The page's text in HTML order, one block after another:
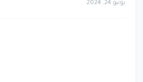
يونيو 24, 2024